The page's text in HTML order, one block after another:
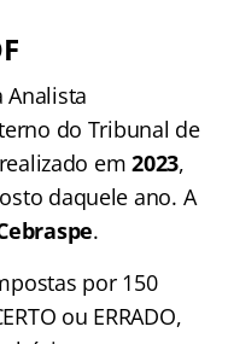
Analista
do Tribunal de
em2023,
daquele ano. A
.
por 150
ou ERRADO,